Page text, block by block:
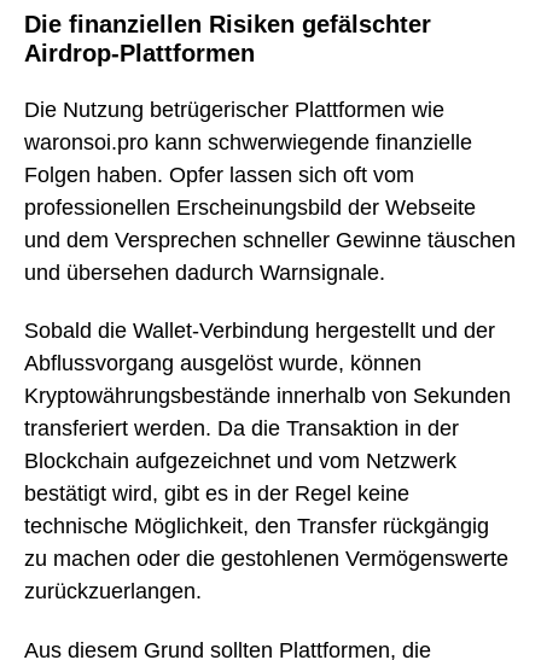
Die finanziellen Risiken gefälschter
Airdrop-Plattformen
Die Nutzung betrügerischer Plattformen wie
waronsoi.pro kann schwerwiegende finanzielle
Folgen haben. Opfer lassen sich oft vom
professionellen Erscheinungsbild der Webseite
und dem Versprechen schneller Gewinne täuschen
und übersehen dadurch Warnsignale.
Sobald die Wallet-Verbindung hergestellt und der
Abflussvorgang ausgelöst wurde, können
Kryptowährungsbestände innerhalb von Sekunden
transferiert werden. Da die Transaktion in der
Blockchain aufgezeichnet und vom Netzwerk
bestätigt wird, gibt es in der Regel keine
technische Möglichkeit, den Transfer rückgängig
zu machen oder die gestohlenen Vermögenswerte
zurückzuerlangen.
Aus diesem Grund sollten Plattformen, die